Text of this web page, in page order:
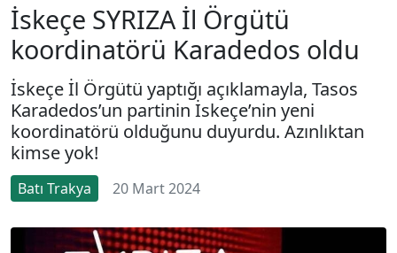
İskeçe SYRIZA İl Örgütü
koordinatörü Karadedos oldu
İskeçe İl Örgütü yaptığı açıklamayla, Tasos
Karadedos’un partinin İskeçe’nin yeni
koordinatörü olduğunu duyurdu. Azınlıktan
kimse yok!
Batı Trakya 20 Mart 2024